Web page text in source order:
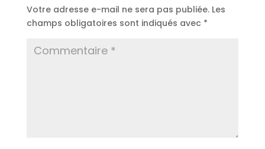
Votre adresse e-mail ne sera pas publiée. Les
champs obligatoires sont indiqués avec *